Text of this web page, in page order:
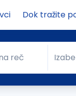
Dok tražite
rečreč Grad